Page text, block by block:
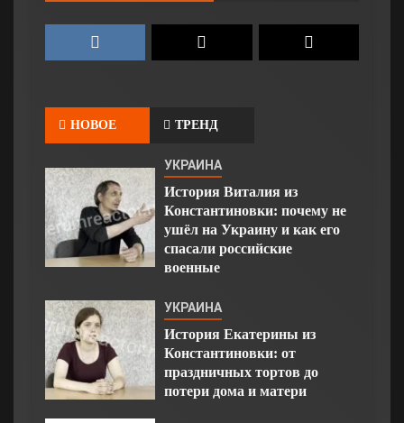
НОВОЕ ТРЕНД
УКРАИНА
История Виталия из
Константиновки: почему не
ушёл на Украину и как его
спасали российские
военные
УКРАИНА
История Екатерины из
Константиновки: от
праздничных тортов до
потери дома и матери